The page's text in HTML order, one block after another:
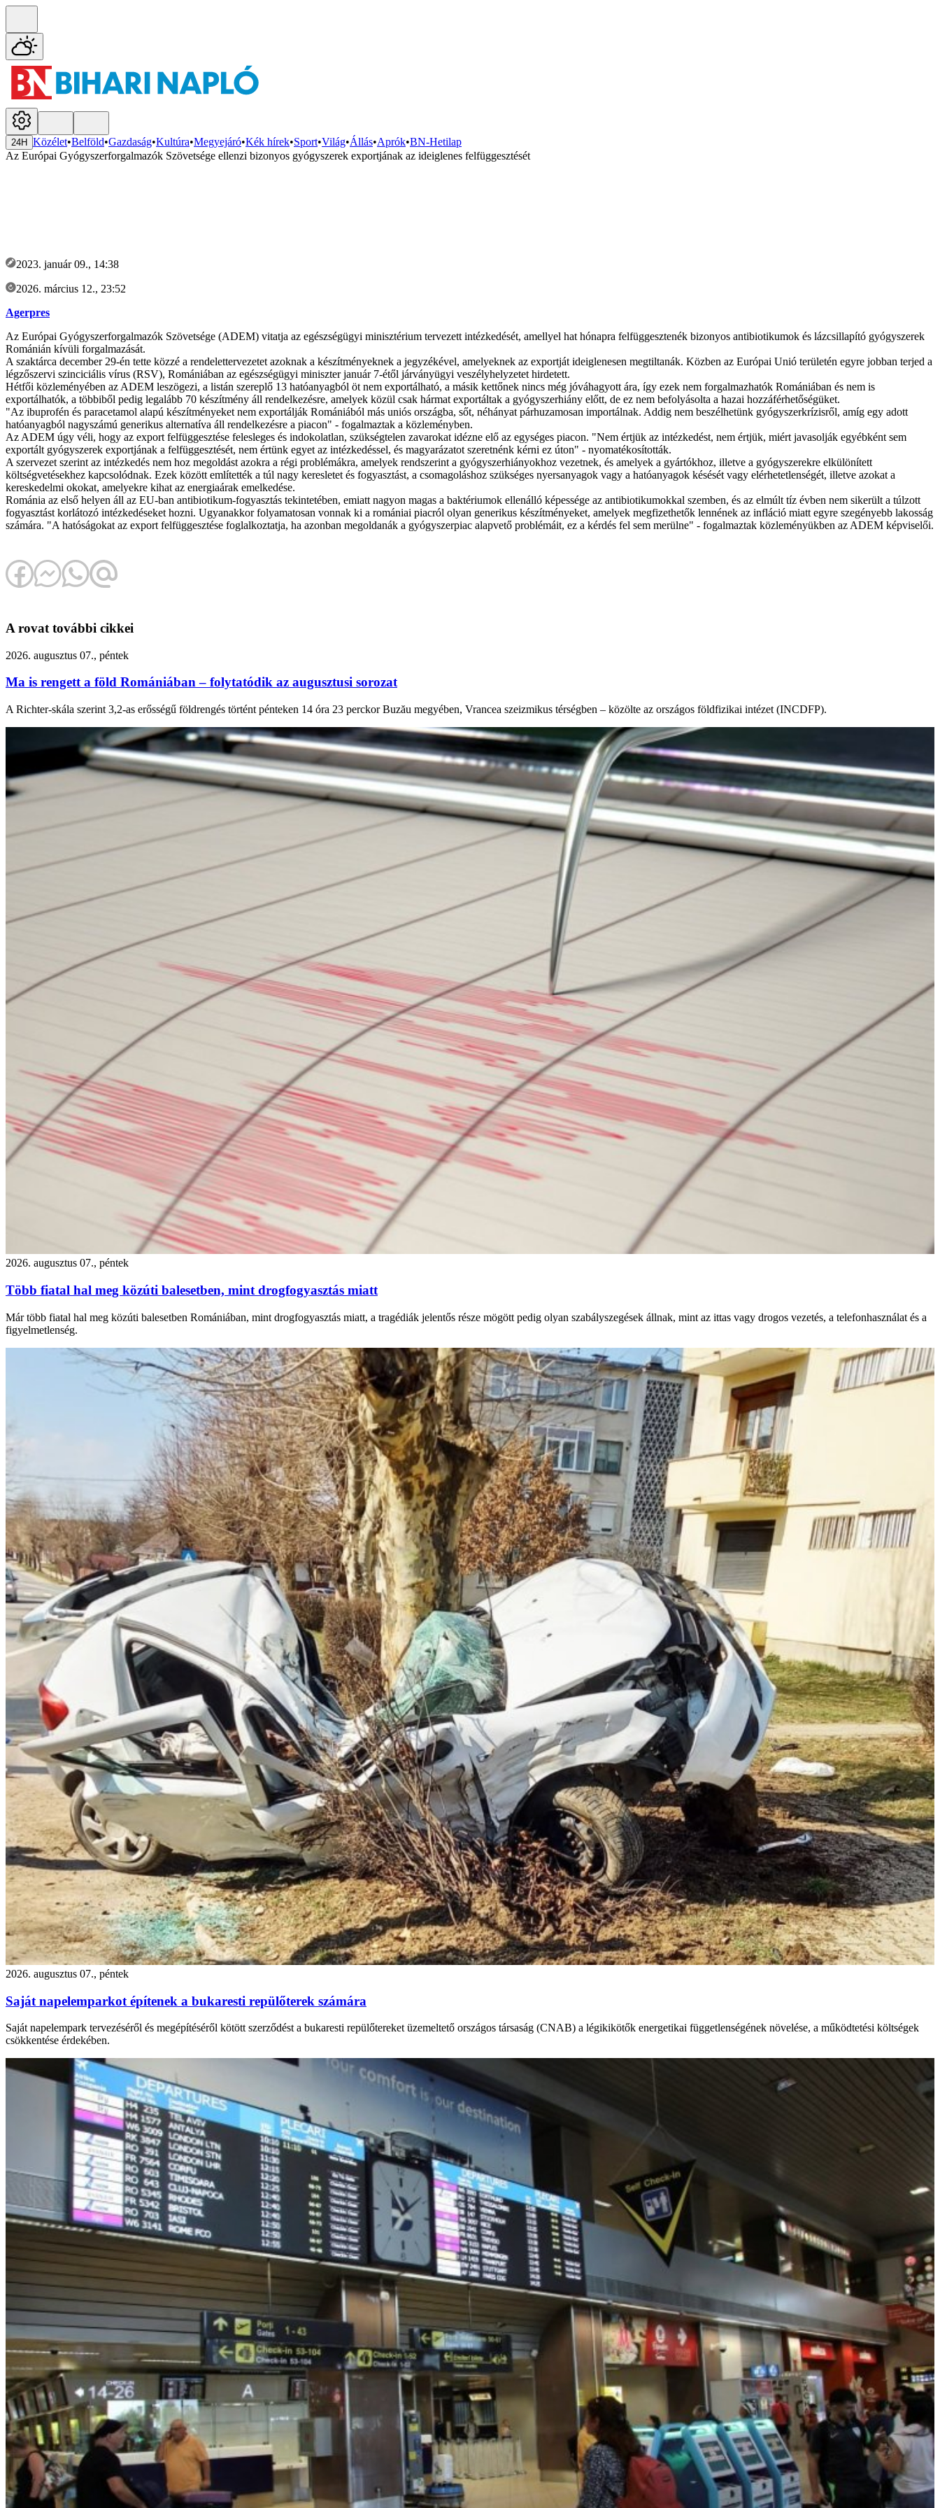
24H Közélet•Belföld•Gazdaság•Kultúra•Megyejáró•Kék hírek•Sport•Világ•Állás•Aprók•BN-Hetilap
Az Európai Gyógyszerforgalmazók Szövetsége ellenzi bizonyos gyógyszerek exportjának az ideiglenes felfüggesztését
2023. január 09., 14:38
2026. március 12., 23:52
Agerpres
Az Európai Gyógyszerforgalmazók Szövetsége (ADEM) vitatja az egészségügyi minisztérium tervezett intézkedését, amellyel hat hónapra felfüggesztenék bizonyos antibiotikumok és lázcsillapító gyógyszerek
Románián kívüli forgalmazását.
A szaktárca december 29-én tette közzé a rendelettervezetet azoknak a készítményeknek a jegyzékével, amelyeknek az exportját ideiglenesen megtiltanák. Közben az Európai Unió területén egyre jobban terjed a
légzőszervi szinciciális vírus (RSV), Romániában az egészségügyi miniszter január 7-étől járványügyi veszélyhelyzetet hirdetett.
Hétfői közleményében az ADEM leszögezi, a listán szereplő 13 hatóanyagból öt nem exportálható, a másik kettőnek nincs még jóváhagyott ára, így ezek nem forgalmazhatók Romániában és nem is
exportálhatók, a többiből pedig legalább 70 készítmény áll rendelkezésre, amelyek közül csak hármat exportáltak a gyógyszerhiány előtt, de ez nem befolyásolta a hazai hozzáférhetőségüket.
"Az ibuprofén és paracetamol alapú készítményeket nem exportálják Romániából más uniós országba, sőt, néhányat párhuzamosan importálnak. Addig nem beszélhetünk gyógyszerkrízisről, amíg egy adott
hatóanyagból nagyszámú generikus alternatíva áll rendelkezésre a piacon" - fogalmaztak a közleményben.
Az ADEM úgy véli, hogy az export felfüggesztése felesleges és indokolatlan, szükségtelen zavarokat idézne elő az egységes piacon. "Nem értjük az intézkedést, nem értjük, miért javasolják egyébként sem
exportált gyógyszerek exportjának a felfüggesztését, nem értünk egyet az intézkedéssel, és magyarázatot szeretnénk kérni ez úton" - nyomatékosították.
A szervezet szerint az intézkedés nem hoz megoldást azokra a régi problémákra, amelyek rendszerint a gyógyszerhiányokhoz vezetnek, és amelyek a gyártókhoz, illetve a gyógyszerekre elkülönített
költségvetésekhez kapcsolódnak. Ezek között említették a túl nagy keresletet és fogyasztást, a csomagoláshoz szükséges nyersanyagok vagy a hatóanyagok késését vagy elérhetetlenségét, illetve azokat a
kereskedelmi okokat, amelyekre kihat az energiaárak emelkedése.
Románia az első helyen áll az EU-ban antibiotikum-fogyasztás tekintetében, emiatt nagyon magas a baktériumok ellenálló képessége az antibiotikumokkal szemben, és az elmúlt tíz évben nem sikerült a túlzott
fogyasztást korlátozó intézkedéseket hozni. Ugyanakkor folyamatosan vonnak ki a romániai piacról olyan generikus készítményeket, amelyek megfizethetők lennének az infláció miatt egyre szegényebb lakosság
számára. "A hatóságokat az export felfüggesztése foglalkoztatja, ha azonban megoldanák a gyógyszerpiac alapvető problémáit, ez a kérdés fel sem merülne" - fogalmaztak közleményükben az ADEM képviselői.
A rovat további cikkei
2026. augusztus 07., péntek
Ma is rengett a föld Romániában – folytatódik az augusztusi sorozat
A Richter-skála szerint 3,2-as erősségű földrengés történt pénteken 14 óra 23 perckor Buzău megyében, Vrancea szeizmikus térségben – közölte az országos földfizikai intézet (INCDFP).
2026. augusztus 07., péntek
Több fiatal hal meg közúti balesetben, mint drogfogyasztás miatt
Már több fiatal hal meg közúti balesetben Romániában, mint drogfogyasztás miatt, a tragédiák jelentős része mögött pedig olyan szabályszegések állnak, mint az ittas vagy drogos vezetés, a telefonhasználat és a
figyelmetlenség.
2026. augusztus 07., péntek
Saját napelemparkot építenek a bukaresti repülőterek számára
Saját napelempark tervezéséről és megépítéséről kötött szerződést a bukaresti repülőtereket üzemeltető országos társaság (CNAB) a légikikötők energetikai függetlenségének növelése, a működtetési költségek
csökkentése érdekében.